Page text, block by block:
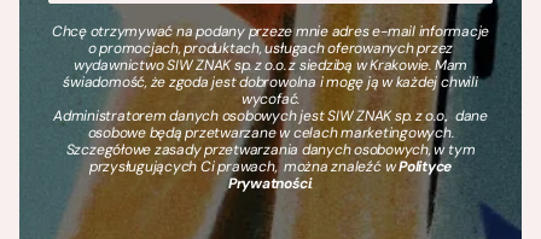
Chcę otrzymywać na podany przeze mnie adres e-mail informacje
o promocjach, produktach, usługach oferowanych przez
wydawnictwo SIW ZNAK sp. z o.o. z siedzibą w Krakowie. Mam
świadomość, że zgoda jest dobrowolna i mogę ją w każdej chwili
wycofać.
Administratorem danych osobowych jest SIW ZNAK sp. z o.o., dane
osobowe będą przetwarzane w celach marketingowych.
Szczegółowe zasady przetwarzania danych osobowych, w tym
przysługujących Ci prawach, można znaleźć wPolityce
Prywatności.